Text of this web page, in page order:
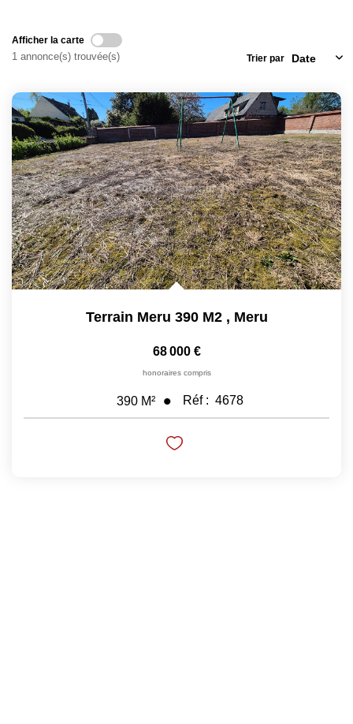
Immeubles
Fonds De Commerce
Acheter
VENTES INTERACTIVES
VENDRE
NOS CLIENTS
Avis Clients
Afficher la carte
1 annonce(s) trouvée(s) Trier par
Terrain Meru 390 M2 , Meru
68 000 €
honoraires compris
390 M² Réf : 4678